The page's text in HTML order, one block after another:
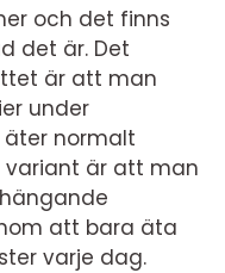
och det finns
det är. Det
är att man
under
normalt
variant är att man
att bara äta
varje dag.